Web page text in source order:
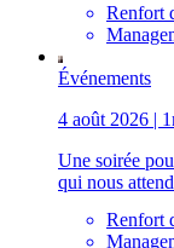
Renfort
Événements
4 août 2026 |
Une soirée
qui nous
Renfort